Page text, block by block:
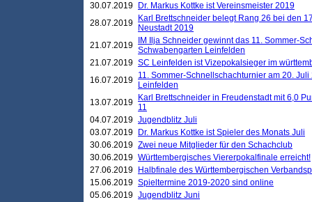
30.07.2019
Dr. Markus Kottke ist Vereinsmeister 2019
28.07.2019
Karl Brettschneider belegt Rang 26 bei den
Neustadt 2019
21.07.2019
IM Ilja Schneider gewinnt das 11. Sommer-
Schwabengarten Leinfelden
21.07.2019 SC Leinfelden ist Vizepokalsieger im
16.07.2019 11. Sommer-Schnellschachturnier am 20.
Leinfelden
13.07.2019
Karl Brettschneider in Freudenstadt mit 6,0
11
04.07.2019 Jugendblitz Juli
03.07.2019
Dr. Markus Kottke ist Spieler des Monats Juli
30.06.2019 Zwei neue Mitglieder für den Schachclub
30.06.2019 Württembergisches Viererpokalfinale erreicht!
27.06.2019
Halbfinale des Württembergischen
15.06.2019 Spieltermine 2019-2020 sind online
05.06.2019 Jugendblitz Juni